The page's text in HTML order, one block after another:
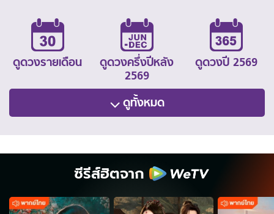
ดูดวงรายเดือน
ดูดวงครึ่งปีหลัง
2569
ดูดวงปี 2569
ดูทั้งหมด
ซีรีส์ฮิตจาก